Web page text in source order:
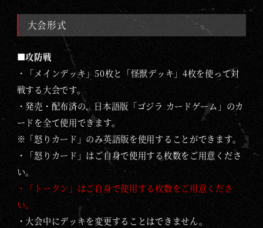
大会形式
■攻防戦
・「メインデッキ」50枚と「怪獣デッキ」4枚を使って対
戦する大会です。
・発売・配布済の、日本語版「ゴジラ カードゲーム」のカ
ードを全て使用できます。
※「怒りカード」のみ英語版を使用することができます。
・「怒りカード」はご自身で使用する枚数をご用意くださ
い。
・「トークン」はご自身で使用する枚数をご用意くださ
い。
・大会中にデッキを変更することはできません。